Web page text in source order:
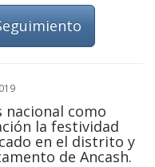
nacional como
la festividad
en el distrito y
de Ancash.